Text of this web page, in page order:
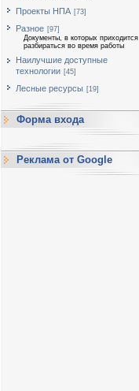
Проекты НПА [73]
Разное [97]
Документы, в которых приходится
разбираться во время работы
Наилучшие доступные
технологии [45]
Лесные ресурсы [19]
Форма входа
Реклама от Google